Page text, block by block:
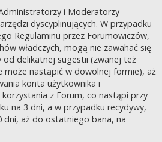
i Moderatorzy
dyscyplinujących. W przypadku
Regulaminu przez Forumowiczów,
władczych, mogą nie zawahać się
od delikatnej sugestii (zwanej też
może nastąpić w dowolnej formie), aż
konta użytkownika i
z Forum, co nastąpi przy
na 3 dni, a w przypadku recydywy,
dni, aż do ostatniego bana, na